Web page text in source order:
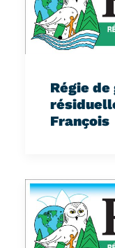
Régie
François